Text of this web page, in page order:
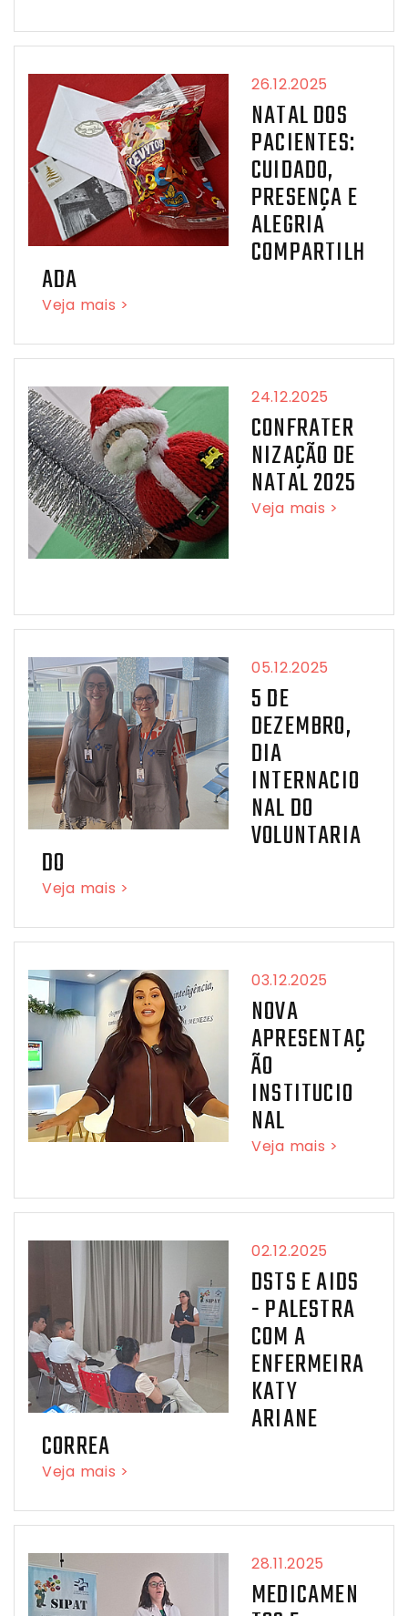
26.12.2025
NATAL DOS
PACIENTES:
CUIDADO,
PRESENÇA E
ALEGRIA
COMPARTILH
ADA
Veja mais >
24.12.2025
CONFRATER
NIZAÇÃO DE
NATAL 2025
Veja mais >
05.12.2025
5 DE
DEZEMBRO,
DIA
INTERNACIO
NAL DO
VOLUNTARIA
DO
Veja mais >
03.12.2025
NOVA
APRESENTAÇ
ÃO
INSTITUCIO
NAL
Veja mais >
02.12.2025
DSTS E AIDS
- PALESTRA
COM A
ENFERMEIRA
KATY
ARIANE
CORREA
Veja mais >
28.11.2025
MEDICAMEN